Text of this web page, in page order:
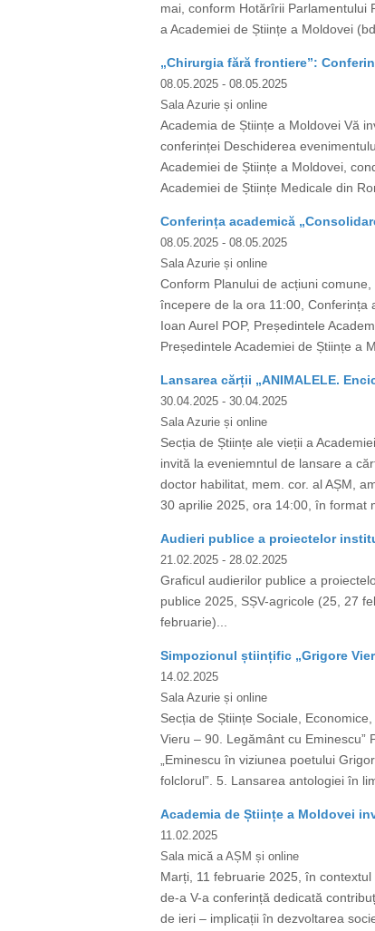
mai, conform Hotărîrii Parlamentului
a Academiei de Științe a Moldovei
„Chirurgia fără frontiere”:
08.05.2025 - 08.05.2025
Sala Azurie și online
Academia de Științe a Moldovei Vă
conferinței Deschiderea
Academiei de Științe a Moldovei,
Academiei de Științe Medicale din
Conferința academică
08.05.2025 - 08.05.2025
Sala Azurie și online
Conform Planului de acțiuni
începere de la ora 11:00, Conferința
Ioan Aurel POP, Președintele
Președintele Academiei de Științe a
Lansarea cărții „ANIMALELE.
30.04.2025 - 30.04.2025
Sala Azurie și online
Secția de Științe ale vieții a
invită la eveniemntul de lansare a
doctor habilitat, mem. cor. al AȘM,
30 aprilie 2025, ora 14:00, în format
Audieri publice a proiectelor
21.02.2025 - 28.02.2025
Graficul audierilor publice a
publice 2025, SȘV-agricole (25, 27
februarie)...
Simpozionul științific „Grigore
14.02.2025
Sala Azurie și online
Secția de Științe Sociale,
Vieru – 90. Legământ cu Eminescu”
„Eminescu în viziunea poetului
folclorul”. 5. Lansarea antologiei în
Academia de Științe a Moldovei
11.02.2025
Sala mică a AȘM și online
Marți, 11 februarie 2025, în
de-a V-a conferință dedicată
de ieri – implicații în dezvoltarea